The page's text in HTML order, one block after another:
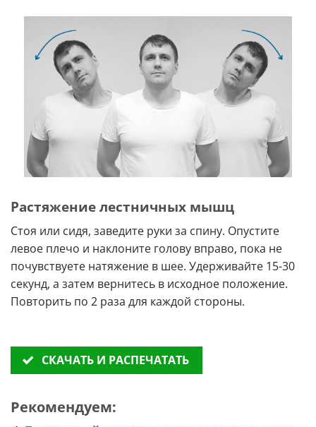
Растяжение лестничных мышц
Стоя или сидя, заведите руки за спину. Опустите
левое плечо и наклоните голову вправо, пока не
почувствуете натяжение в шее. Удерживайте 15-30
секунд, а затем вернитесь в исходное положение.
Повторить по 2 раза для каждой стороны.
СКАЧАТЬ И РАСПЕЧАТАТЬ
Рекомендуем: